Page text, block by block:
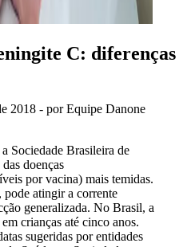
C: diferenças
2018 - por Equipe Danone
Sociedade Brasileira de
doenças
por vacina) mais temidas.
pode atingir a corrente
generalizada. No Brasil, a
crianças até cinco anos.
sugeridas por entidades